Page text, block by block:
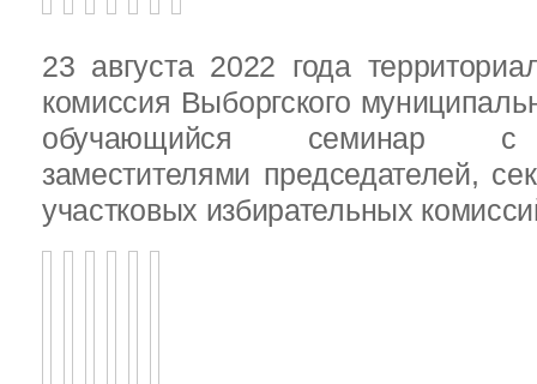
23 августа 2022 года
комиссия Выборгского
обучающийся семинар с
заместителями председателей,
участковых избирательных